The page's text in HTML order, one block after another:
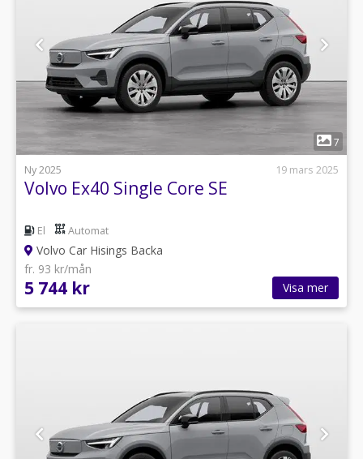
7
Ny 2025
19 mars 2025
Volvo Ex40 Single Core SE
El Automat
Volvo Car Hisings Backa
fr. 93 kr/mån
5 744 kr Visa mer